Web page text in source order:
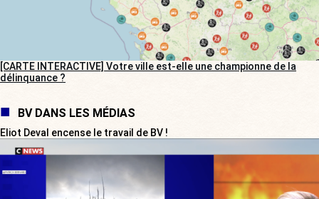
[CARTE INTERACTIVE] Votre ville est-elle une championne de la
délinquance ?
BV DANS LES MÉDIAS
Eliot Deval encense le travail de BV !